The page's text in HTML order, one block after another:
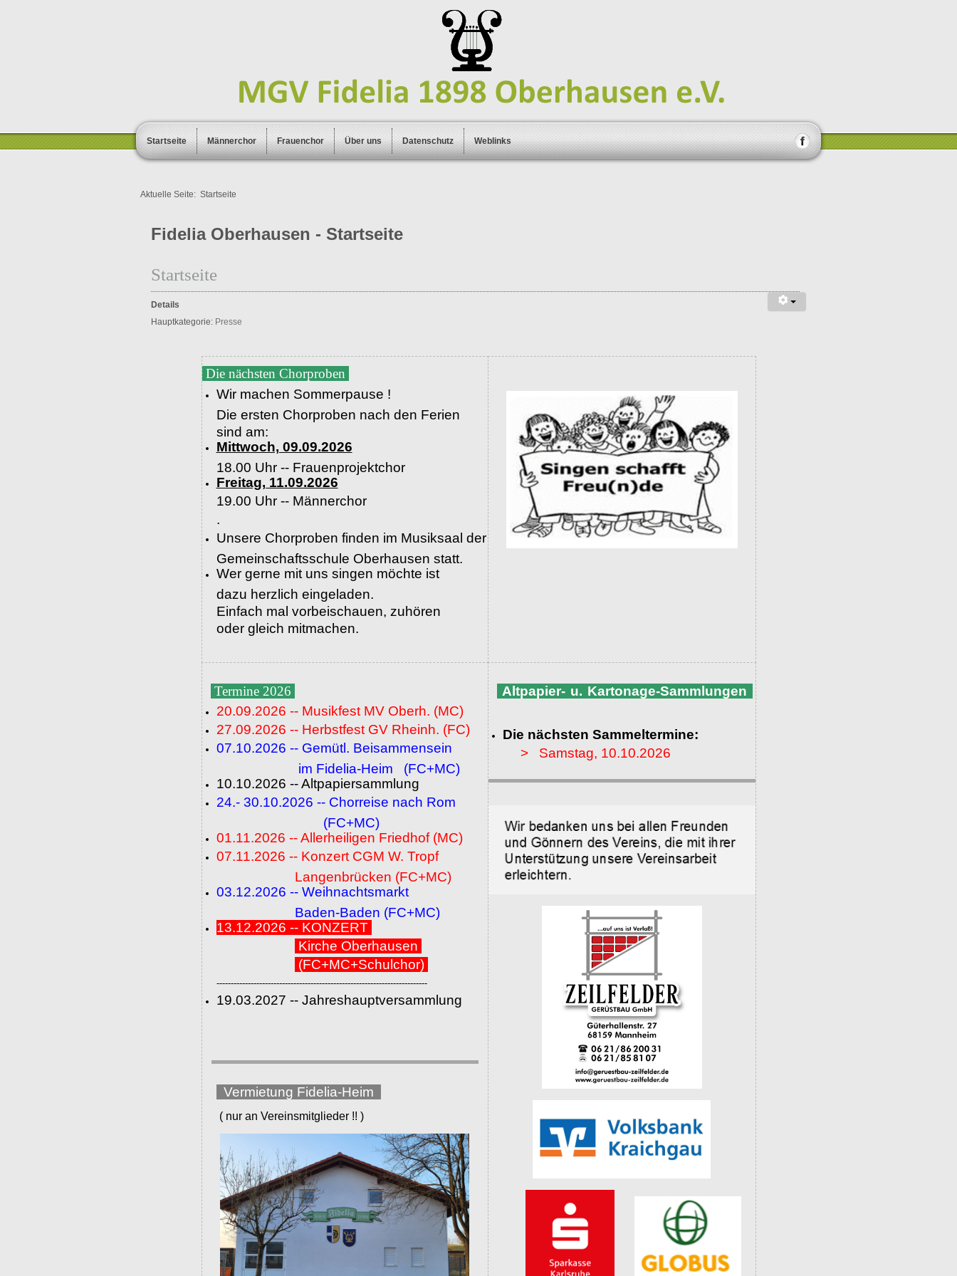
Startseite Männerchor Frauenchor Über uns Datenschutz Weblinks
Aktuelle Seite: Startseite
Fidelia Oberhausen - Startseite
Startseite
Details
Hauptkategorie: Presse
Die nächsten Chorproben
Wir machen Sommerpause !
Die ersten Chorproben nach den Ferien
sind am:
Mittwoch, 09.09.2026
18.00 Uhr -- Frauenprojektchor
Freitag, 11.09.2026
19.00 Uhr -- Männerchor
.
Unsere Chorproben finden im Musiksaal der
Gemeinschaftsschule Oberhausen statt.
Wer gerne mit uns singen möchte ist
dazu herzlich eingeladen.
Einfach mal vorbeischauen, zuhören
oder gleich mitmachen.
Termine 2026
20.09.2026 -- Musikfest MV Oberh. (MC)
27.09.2026 -- Herbstfest GV Rheinh. (FC)
07.10.2026 -- Gemütl. Beisammensein
im Fidelia-Heim (FC+MC)
10.10.2026 -- Altpapiersammlung
24.- 30.10.2026 -- Chorreise nach Rom
(FC+MC)
01.11.2026 -- Allerheiligen Friedhof (MC)
07.11.2026 -- Konzert CGM W. Tropf
Langenbrücken (FC+MC)
03.12.2026 -- Weihnachtsmarkt
Baden-Baden (FC+MC)
13.12.2026 -- KONZERT
Kirche Oberhausen
(FC+MC+Schulchor)
--------------------------------------------------------------------------
19.03.2027 -- Jahreshauptversammlung
Vermietung Fidelia-Heim
( nur an Vereinsmitglieder !! )
Altpapier- u. Kartonage-Sammlungen
Die nächsten Sammeltermine:
> Samstag, 10.10.2026